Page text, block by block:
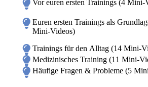
Vor euren ersten Trainings (4 Mini-
Euren ersten Trainings als
Mini-Videos)
Trainings für den Alltag (14 Mini-
Medizinisches Training (11 Mini-
Häufige Fragen & Probleme (5